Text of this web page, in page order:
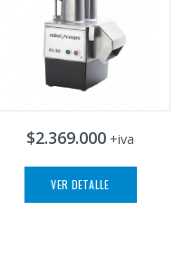
$2.369.000 +iva
VER DETALLE